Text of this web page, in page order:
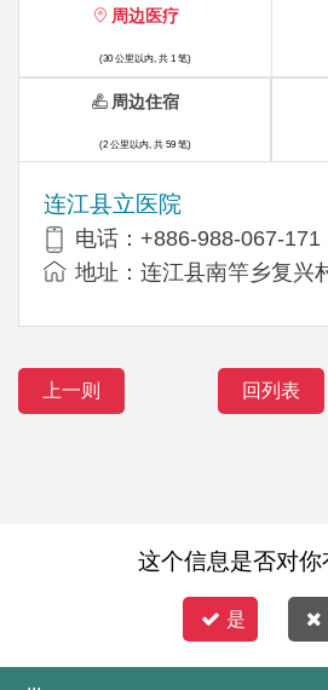
周边医疗
(30 公里以内, 共 1 笔)
连江县立医院
电话：+886-988-067-171
地址：连江县南竿乡复兴
周边住宿
(2 公里以内, 共 59 笔)
上一则 回列表
这个信息是否对你
是